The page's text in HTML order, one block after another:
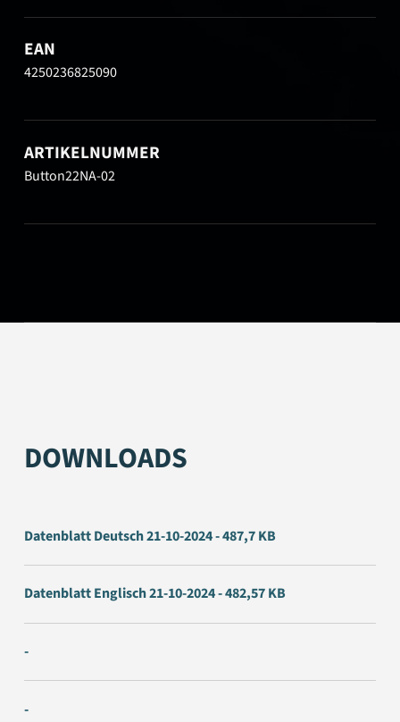
EAN
4250236825090
ARTIKELNUMMER
Button22NA-02
DOWNLOADS
Datenblatt Deutsch 21-10-2024 - 487,7 KB
Datenblatt Englisch 21-10-2024 - 482,57 KB
-
-